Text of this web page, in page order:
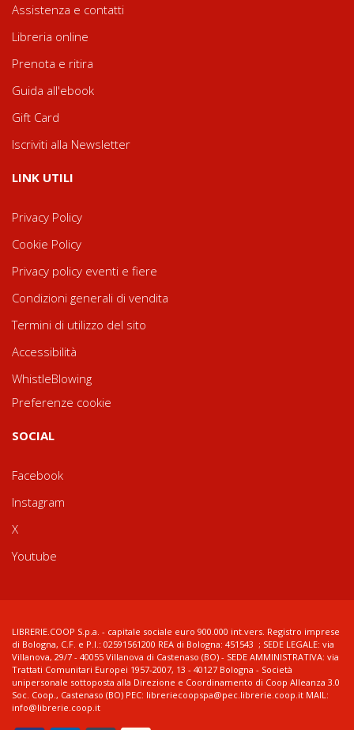
Assistenza e contatti
Libreria online
Prenota e ritira
Guida all'ebook
Gift Card
Iscriviti alla Newsletter
LINK UTILI
Privacy Policy
Cookie Policy
Privacy policy eventi e fiere
Condizioni generali di vendita
Termini di utilizzo del sito
Accessibilità
WhistleBlowing
Preferenze cookie
SOCIAL
Facebook
Instagram
X
Youtube
LIBRERIE.COOP S.p.a. - capitale sociale euro 900.000 int.vers. Registro imprese
di Bologna, C.F. e P.I.: 02591561200 REA di Bologna: 451543 ; SEDE LEGALE: via
Villanova, 29/7 - 40055 Villanova di Castenaso (BO) - SEDE AMMINISTRATIVA: via
Trattati Comunitari Europei 1957-2007, 13 - 40127 Bologna - Società
unipersonale sottoposta alla Direzione e Coordinamento di Coop Alleanza 3.0
Soc. Coop., Castenaso (BO) PEC: libreriecoopspa@pec.librerie.coop.it MAIL:
info@librerie.coop.it